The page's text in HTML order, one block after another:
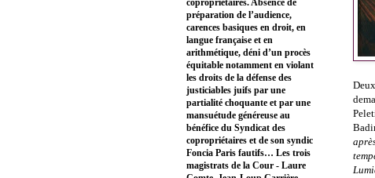
copropriétaires. Absence de
préparation de l’audience,
carences basiques en droit, en
langue française et en
arithmétique, déni d’un procès
équitable notamment en violant
les droits de la défense des
justiciables juifs par une
partialité choquante et par une
mansuétude généreuse au
bénéfice du Syndicat des
copropriétaires et de son syndic
Foncia Paris fautifs… Les trois
magistrats de la Cour - Laure